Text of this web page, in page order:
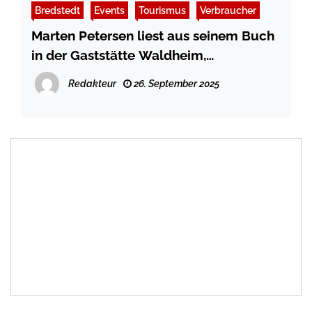
Bredstedt Events Tourismus Verbraucher
Marten Petersen liest aus seinem Buch
in der Gaststätte Waldheim,
Bohmstedtfeld
Redakteur 26. September 2025